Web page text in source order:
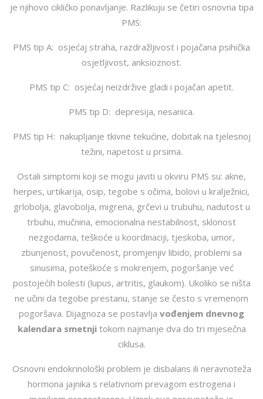
je njihovo cikličko ponavljanje. Razlikuju se četiri osnovna tipa
PMS:
PMS tip A: osjećaj straha, razdražljivost i pojačana psihička
osjetljivost, anksioznost.
PMS tip C: osjećaj neizdržive gladi i pojačan apetit.
PMS tip D: depresija, nesanica.
PMS tip H: nakupljanje tkivne tekućine, dobitak na tjelesnoj
težini, napetost u prsima.
Ostali simptomi koji se mogu javiti u okviru PMS su: akne,
herpes, urtikarija, osip, tegobe s očima, bolovi u kralježnici,
grlobolja, glavobolja, migrena, grčevi u trubuhu, nadutost u
trbuhu, mučnina, emocionalna nestabilnost, sklonost
nezgodama, teškoće u koordinaciji, tjeskoba, umor,
zbunjenost, povučenost, promjenjiv libido, problemi sa
sinusima, poteškoće s mokrenjem, pogoršanje već
postojećih bolesti (lupus, artritis, glaukom). Ukoliko se ništa
ne učini da tegobe prestanu, stanje se često s vremenom
pogoršava. Dijagnoza se postavlja vođenjem dnevnog
kalendara smetnjitokom najmanje dva do tri mjesečna
ciklusa.
Osnovni endokrinološki problem je disbalans ili neravnoteža
hormona jajnika s relativnom prevagom estrogena i